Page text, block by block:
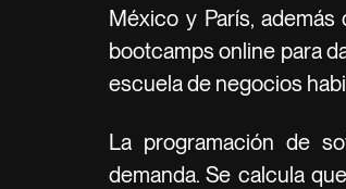
México y París,
bootcamps online para
escuela de negocios
La programación de
demanda. Se calcula